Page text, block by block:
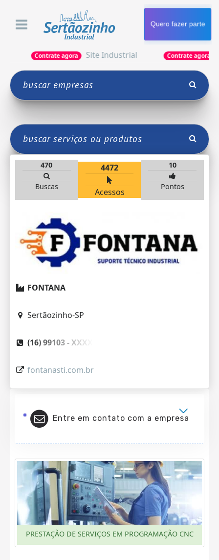
Quero fazer parte
Contrate agora Site Industrial Contrate agora
470
Buscas
4472
Acessos
10
Pontos
FONTANA
Sertãozinho-SP
(16) 99103 -XXXX
fontanasti.com.br
Entre em contato com a empresa
PRESTAÇÃO DE SERVIÇOS EM PROGRAMAÇÃO CNC